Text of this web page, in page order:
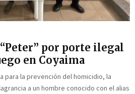
por porte ilegal
en Coyaima
para la prevención del homicidio, la
a un hombre conocido con el alias